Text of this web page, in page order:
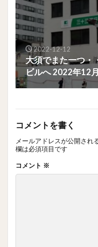
2022-12-12
大須でまた一つ・
ビルへ 2022年12月
コメントを書く
メールアドレスが公開され
欄は必須項目です
コメント ※